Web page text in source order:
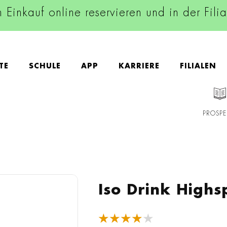
Einkauf online reservieren und in der
SCHULE APP KARRIERE FILIALEN
Iso Drink
★★★★★